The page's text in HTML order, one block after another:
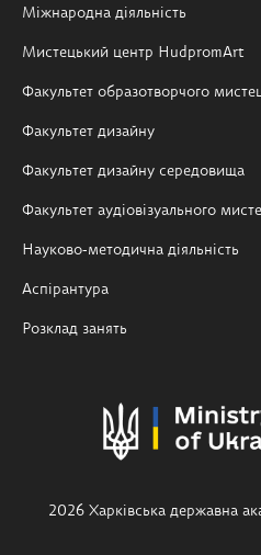
Міжнародна діяльність
Мистецький центр HudpromArt
Факультет образотворчого
Факультет дизайну
Факультет дизайну середовища
Факультет аудіовізуального
Науково-методична діяльність
Аспірантура
Розклад занять
2026 Харківська державна